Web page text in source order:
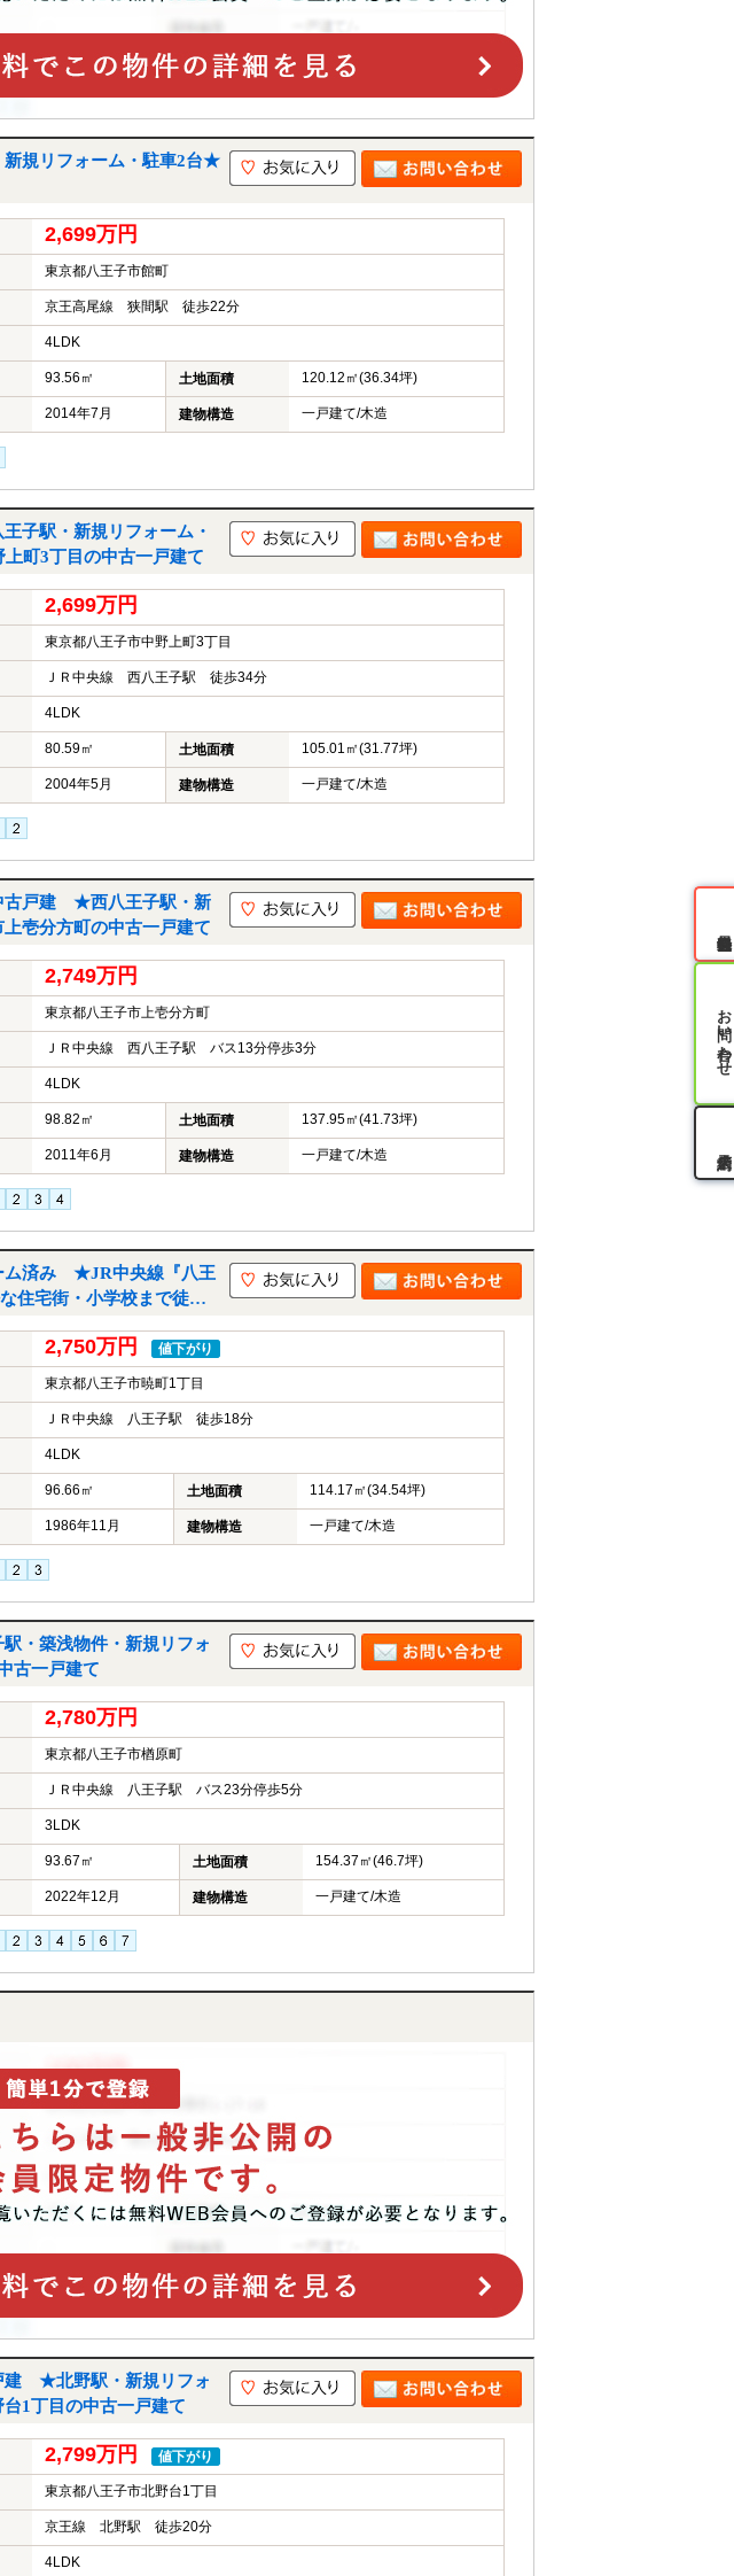
規リフォーム・駐車2台★
2,699万円
東京都八王子市館町
京王高尾線 狭間駅 徒歩22分
4LDK
93.56㎡ 土地面積 120.12㎡(36.34坪)
2014年7月 建物構造 一戸建て/木造
駅・新規リフォーム・
町3丁目の中古一戸建て
2,699万円
東京都八王子市中野上町3丁目
ＪＲ中央線 西八王子駅 徒歩34分
4LDK
80.59㎡ 土地面積 105.01㎡(31.77坪)
2004年5月 建物構造 一戸建て/木造
古戸建 ★西八王子駅・新
壱分方町の中古一戸建て
2,749万円
東京都八王子市上壱分方町
ＪＲ中央線 西八王子駅 バス13分停歩3分
4LDK
98.82㎡ 土地面積 137.95㎡(41.73坪)
2011年6月 建物構造 一戸建て/木造
済み ★JR中央線『八王
住宅街・小学校まで徒歩
2,750万円 値下がり
東京都八王子市暁町1丁目
ＪＲ中央線 八王子駅 徒歩18分
4LDK
96.66㎡ 土地面積 114.17㎡(34.54坪)
1986年11月 建物構造 一戸建て/木造
・築浅物件・新規リフォ
古一戸建て
2,780万円
東京都八王子市楢原町
ＪＲ中央線 八王子駅 バス23分停歩5分
3LDK
93.67㎡ 土地面積 154.37㎡(46.7坪)
2022年12月 建物構造 一戸建て/木造
建 ★北野駅・新規リフォ
1丁目の中古一戸建て
2,799万円 値下がり
東京都八王子市北野台1丁目
京王線 北野駅 徒歩20分
4LDK
お問い合わせ